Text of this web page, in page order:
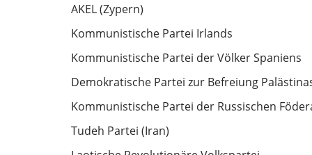
AKEL (Zypern)
Kommunistische Partei Irlands
Kommunistische Partei der Völker Spaniens
Demokratische Partei zur Befreiung
Kommunistische Partei der Russischen
Tudeh Partei (Iran)